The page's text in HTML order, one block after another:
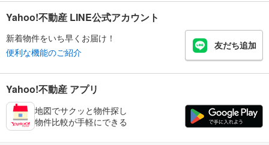
Yahoo!不動産 LINE公式アカウント
新着物件をいち早くお届け！
便利な機能のご紹介
友だち追加
Yahoo!不動産 アプリ
地図でサクッと物件探し
物件比較が手軽にできる